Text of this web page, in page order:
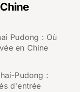
Pudong : Où
en Chine
Pudong :
d'entrée